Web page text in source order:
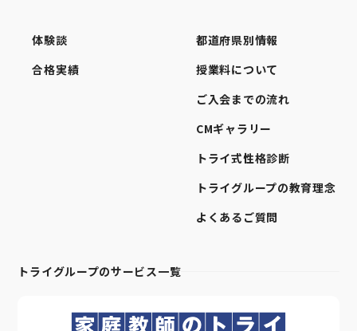
体験談
合格実績
都道府県別情報
授業料について
ご入会までの流れ
CMギャラリー
トライ式性格診断
トライグループの教育理念
よくあるご質問
トライグループのサービス一覧